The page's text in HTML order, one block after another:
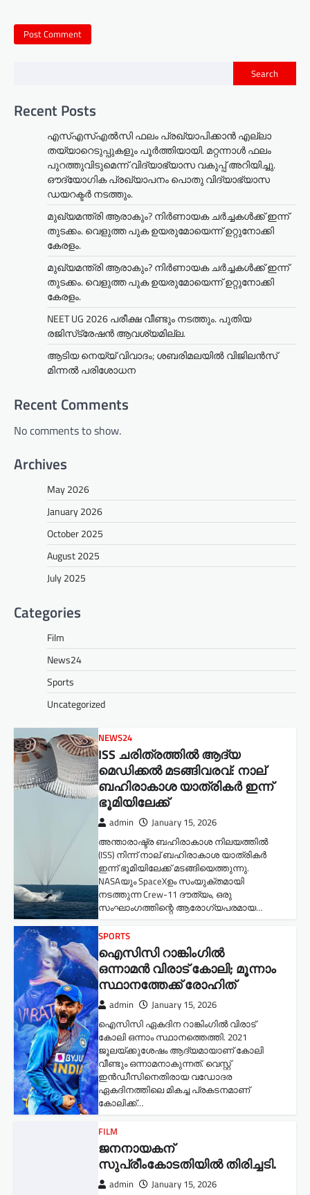
Search
Recent Posts
എസ്എസ്എൽസി ഫലം പ്രഖ്യാപിക്കാൻ എല്ലാ
തയ്യാറെടുപ്പുകളും പൂർത്തിയായി. മറ്റന്നാള്‍ ഫലം
പുറത്തുവിടുമെന്ന് വിദ്യാഭ്യാസ വകുപ്പ് അറിയിച്ചു.
ഔദ്യോഗിക പ്രഖ്യാപനം പൊതു വിദ്യാഭ്യാസ
ഡയറക്ടർ നടത്തും.
മുഖ്യമന്ത്രി ആരാകും? നിർണായക ചർച്ചകൾക്ക് ഇന്ന്
തുടക്കം. വെളുത്ത പുക ഉയരുമോയെന്ന് ഉറ്റുനോക്കി
കേരളം.
മുഖ്യമന്ത്രി ആരാകും? നിർണായക ചർച്ചകൾക്ക് ഇന്ന്
തുടക്കം. വെളുത്ത പുക ഉയരുമോയെന്ന് ഉറ്റുനോക്കി
കേരളം.
NEET UG 2026 പരീക്ഷ വീണ്ടും നടത്തും. പുതിയ
രജിസ്‌ട്രേഷൻ ആവശ്യമില്ല.
ആടിയ നെയ്യ് വിവാദം; ശബരിമലയില്‍ വിജിലന്‍സ്
മിന്നല്‍ പരിശോധന
Recent Comments
No comments to show.
Archives
May 2026
January 2026
October 2025
August 2025
July 2025
Categories
Film
News24
Sports
Uncategorized
NEWS24
ISS ചരിത്രത്തിൽ ആദ്യ
മെഡിക്കൽ മടങ്ങിവരവ്: നാല്
ബഹിരാകാശ യാത്രികർ ഇന്ന്
ഭൂമിയിലേക്ക്
admin January 15, 2026
അന്താരാഷ്ട്ര ബഹിരാകാശ നിലയത്തിൽ
(ISS) നിന്ന് നാല് ബഹിരാകാശ യാത്രികർ
ഇന്ന് ഭൂമിയിലേക്ക് മടങ്ങിയെത്തുന്നു.
NASAയും SpaceXഉം സംയുക്തമായി
നടത്തുന്ന Crew-11 ദൗത്യം, ഒരു
സംഘാംഗത്തിന്റെ ആരോഗ്യപരമായ…
SPORTS
ഐസിസി റാങ്കിംഗിൽ
ഒന്നാമൻ വിരാട് കോലി; മൂന്നാം
സ്ഥാനത്തേക്ക് രോഹിത്
admin January 15, 2026
ഐസിസി ഏകദിന റാങ്കിംഗിൽ വിരാട്
കോലി ഒന്നാം സ്ഥാനത്തെത്തി. 2021
ജൂലയ്ക്കുശേഷം ആദ്യമായാണ് കോലി
വീണ്ടും ഒന്നാമനാകുന്നത്. വെസ്റ്റ്
ഇൻഡീസിനെതിരായ വഡോദര
ഏകദിനത്തിലെ മികച്ച പ്രകടനമാണ്
കോലിക്ക്…
FILM
ജനനായകന്
സുപ്രീംകോടതിയില്‍ തിരിച്ചടി.
admin January 15, 2026